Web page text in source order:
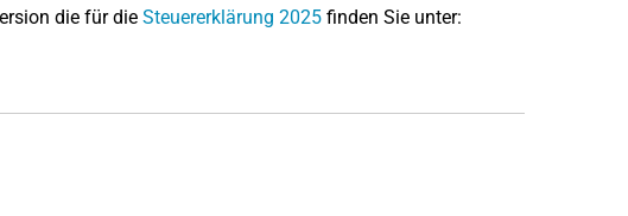
die für die Steuererklärung 2025finden Sie unter: